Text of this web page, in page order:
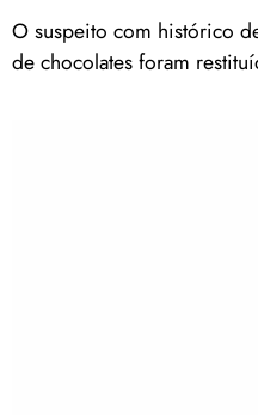
O suspeito com histórico
de chocolates foram